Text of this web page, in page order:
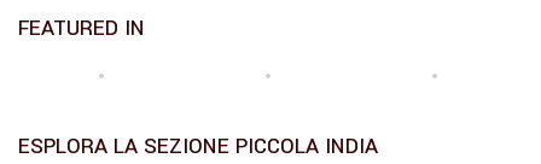
FEATURED IN
ESPLORA LA SEZIONE PICCOLA INDIA